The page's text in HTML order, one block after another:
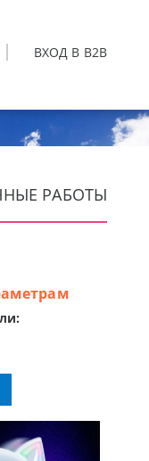
ВХОД В B2B
РАБОТЫ